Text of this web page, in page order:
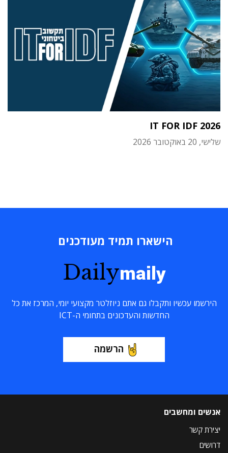
IT FOR IDF 2026
שלישי, 20 באוקטובר 2026
הישארו תמיד מעודכנים
Dailymaily
הירשמו עכשיו ותקבלו גם אתם ניוזלטר מקצועי יומי, המרכז את כל
החדשות והעדכונים בתחומי ה-ICT
הרשמה
אנשים ומחשבים
יצירת קשר
דרושים